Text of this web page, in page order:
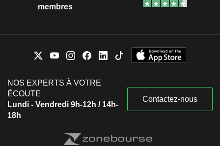
membres
NOS EXPERTS À VOTRE
ÉCOUTE
Lundi - Vendredi 9h-12h / 14h-
18h
Contactez-nous